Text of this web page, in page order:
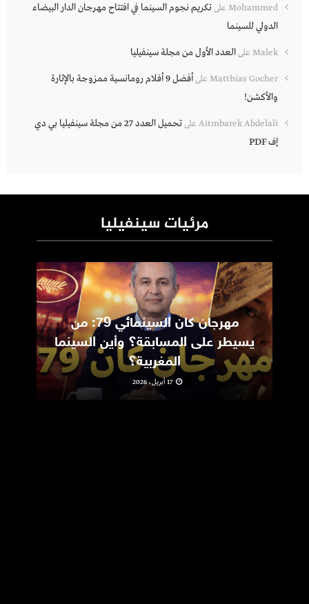
Mohammed علىتكريم نجوم السينما في افتتاح مهرجان الدار البيضاء
الدولي للسينما
Malek علىالعدد الأول من مجلة سينفيليا
Matthias Gocher على
أفضل 9 أفلام رومانسية ممزوجة بالإثارة
والأكشن!
Aitmbarek Abdelali على
تحميل العدد 27 من مجلة سينفيليا بي دي
إف PDF
مرئيات سينفيليا
مهرجان كان السينمائي 79: من
يسيطر على المسابقة؟ وأين السينما
المغربية؟
17 أبريل، 2026